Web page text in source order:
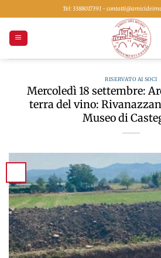
ai
contenuti
Tel: 3388017391 -
RISERVATO AI SOCI
Mercoledì 18 settembre:
terra del vino:
Museo di